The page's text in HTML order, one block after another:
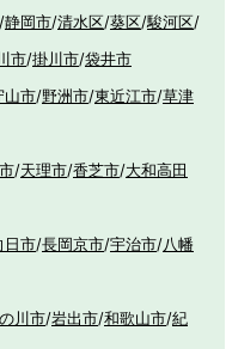
/静岡市/清水区/葵区/駿河区/
市/掛川市/袋井市
山市/野洲市/東近江市/草津
/天理市/香芝市/大和高田
日市/長岡京市/宇治市/八幡
川市/岩出市/和歌山市/紀